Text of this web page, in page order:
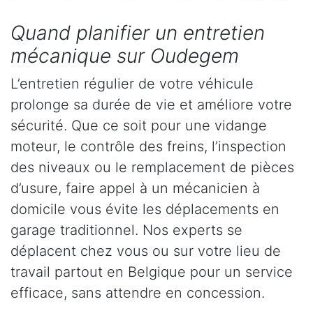
Quand planifier un entretien
mécanique sur Oudegem
L’entretien régulier de votre véhicule
prolonge sa durée de vie et améliore votre
sécurité. Que ce soit pour une vidange
moteur, le contrôle des freins, l’inspection
des niveaux ou le remplacement de pièces
d’usure, faire appel à un mécanicien à
domicile vous évite les déplacements en
garage traditionnel. Nos experts se
déplacent chez vous ou sur votre lieu de
travail partout en Belgique pour un service
efficace, sans attendre en concession.